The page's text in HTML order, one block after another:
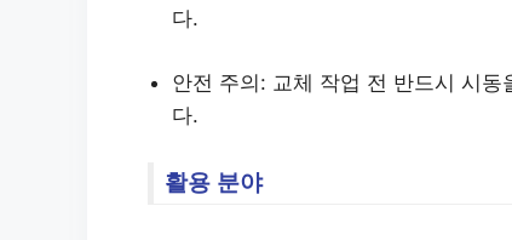
다.
안전 주의: 교체 작업 전 반드시 시
다.
활용 분야